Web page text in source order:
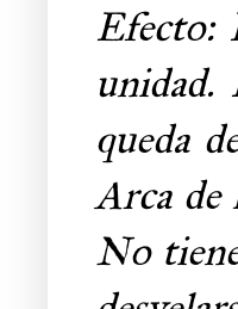
Efecto:
unidad.
queda
Arca de
No